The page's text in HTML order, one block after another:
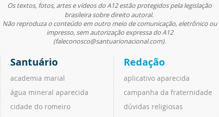
Os textos, fotos, artes e vídeos do A12 estão protegidos pela legislação
brasileira sobre direito autoral.
Não reproduza o conteúdo em outro meio de comunicação, eletrônico ou
impresso, sem autorização expressa do A12
(faleconosco@santuarionacional.com).
Santuário
academia marial
água mineral aparecida
cidade do romeiro
Redação
aplicativo aparecida
campanha da fraternidade
dúvidas religiosas